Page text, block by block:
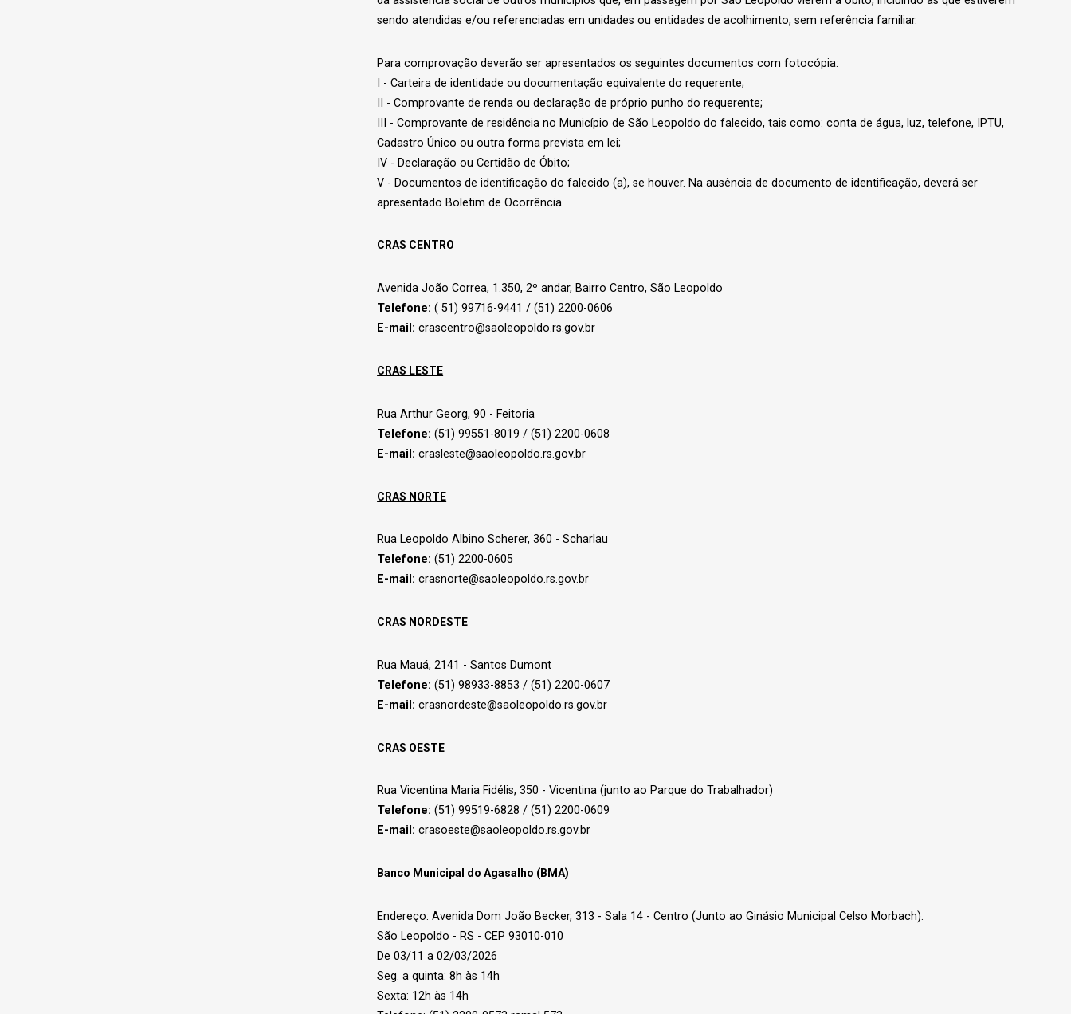
sendo atendidas e/ou referenciadas em unidades ou entidades de acolhimento, sem referência familiar.
Para comprovação deverão ser apresentados os seguintes documentos com fotocópia:
I - Carteira de identidade ou documentação equivalente do requerente;
II - Comprovante de renda ou declaração de próprio punho do requerente;
III - Comprovante de residência no Município de São Leopoldo do falecido, tais como: conta de água, luz, telefone, IPTU,
Cadastro Único ou outra forma prevista em lei;
IV - Declaração ou Certidão de Óbito;
V - Documentos de identificação do falecido (a), se houver. Na ausência de documento de identificação, deverá ser
apresentado Boletim de Ocorrência.
CRAS CENTRO
Avenida João Correa, 1.350, 2º andar, Bairro Centro, São Leopoldo
Telefone: ( 51) 99716-9441 / (51) 2200-0606
E-mail: crascentro@saoleopoldo.rs.gov.br
CRAS LESTE
Rua Arthur Georg, 90 - Feitoria
Telefone: (51) 99551-8019 / (51) 2200-0608
E-mail: crasleste@saoleopoldo.rs.gov.br
CRAS NORTE
Rua Leopoldo Albino Scherer, 360 - Scharlau
Telefone: (51) 2200-0605
E-mail: crasnorte@saoleopoldo.rs.gov.br
CRAS NORDESTE
Rua Mauá, 2141 - Santos Dumont
Telefone: (51) 98933-8853 / (51) 2200-0607
E-mail: crasnordeste@saoleopoldo.rs.gov.br
CRAS OESTE
Rua Vicentina Maria Fidélis, 350 - Vicentina (junto ao Parque do Trabalhador)
Telefone: (51) 99519-6828 / (51) 2200-0609
E-mail:crasoeste@saoleopoldo.rs.gov.br
Banco Municipal do Agasalho (BMA)
Endereço: Avenida Dom João Becker, 313 - Sala 14 - Centro (Junto ao Ginásio Municipal Celso Morbach).
São Leopoldo - RS - CEP 93010-010
De 03/11 a 02/03/2026
Seg. a quinta: 8h às 14h
Sexta: 12h às 14h